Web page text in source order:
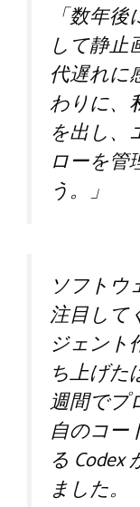
「数年
して静
代遅れに
わりに、
を出し、
ローを管
う。」
ソフトウ
注目して
ジェント
ち上げた
週間でプ
自のコー
る Codex
ました。